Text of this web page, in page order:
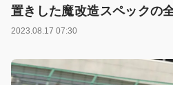
置きした魔改造スペックの
2023.08.17 07:30